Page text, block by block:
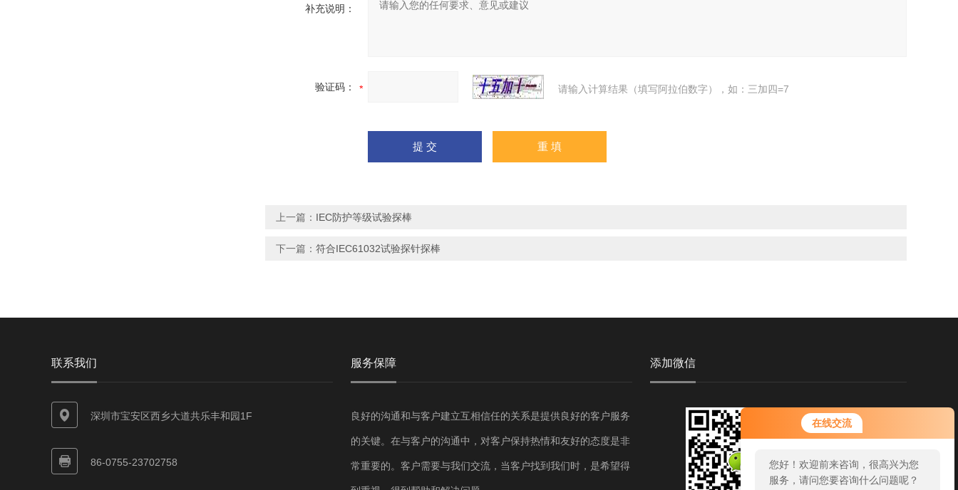
在线交流
您好！欢迎前来咨询，很高兴为您
服务，请问您要咨询什么问题呢？
您好，看您停留很久了，是否找到
了需求产品，您可以直接在线与我
补充说明：
验证码： 请输入计算结果（填写阿拉伯数字），如：三加四=7
上一篇： IEC防护等级试验探棒
下一篇： 符合IEC61032试验探针探棒
联系我们
深圳市宝安区西乡大道共乐丰和园1F
86-0755-23702758
服务保障
良好的沟通和与客户建立互相信任的关系是提供良好的客户服务
的关键。在与客户的沟通中，对客户保持热情和友好的态度是非
常重要的。客户需要与我们交流，当客户找到我们时，是希望得
添加微信